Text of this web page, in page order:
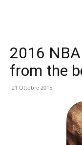
2016
from the
21 Ottobre 2015